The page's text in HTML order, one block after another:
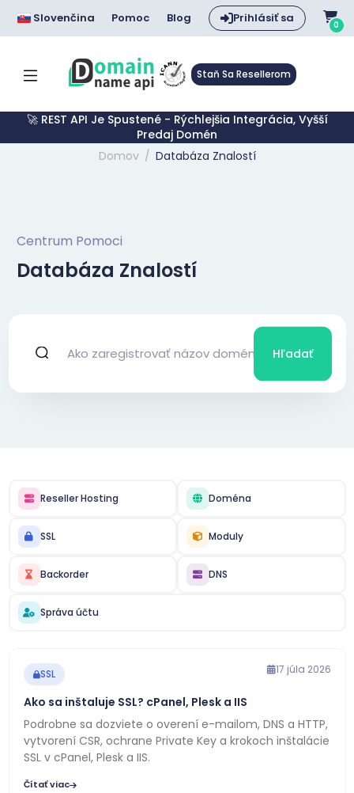
Slovenčina Pomoc Blog Prihlásiť sa 0
Staň Sa Resellerom
🚀 REST API Je Spustené - Rýchlejšia Integrácia, Vyšší
Predaj Domén
Domov
Databáza Znalostí
Centrum Pomoci
Databáza Znalostí
Hľadať
Reseller Hosting Doména
SSL Moduly
Backorder DNS
Správa účtu
SSL 17 júla 2026
Ako sa inštaluje SSL? cPanel, Plesk a IIS
Podrobne sa dozviete o overení e-mailom, DNS a HTTP,
vytvorení CSR, ochrane Private Key a krokoch inštalácie
SSL v cPanel, Plesk a IIS.
Čítať viac